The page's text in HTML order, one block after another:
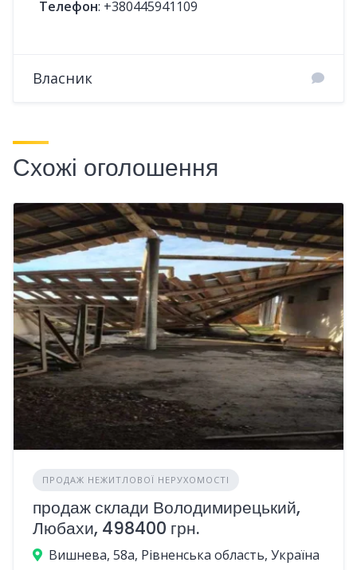
Телефон: +380445941109
Власник
Схожі оголошення
ПРОДАЖ НЕЖИТЛОВОЇ НЕРУХОМОСТІ
продаж склади Володимирецький,
Любахи, 498400 грн.
Вишнева, 58а, Рівненська область, Україна